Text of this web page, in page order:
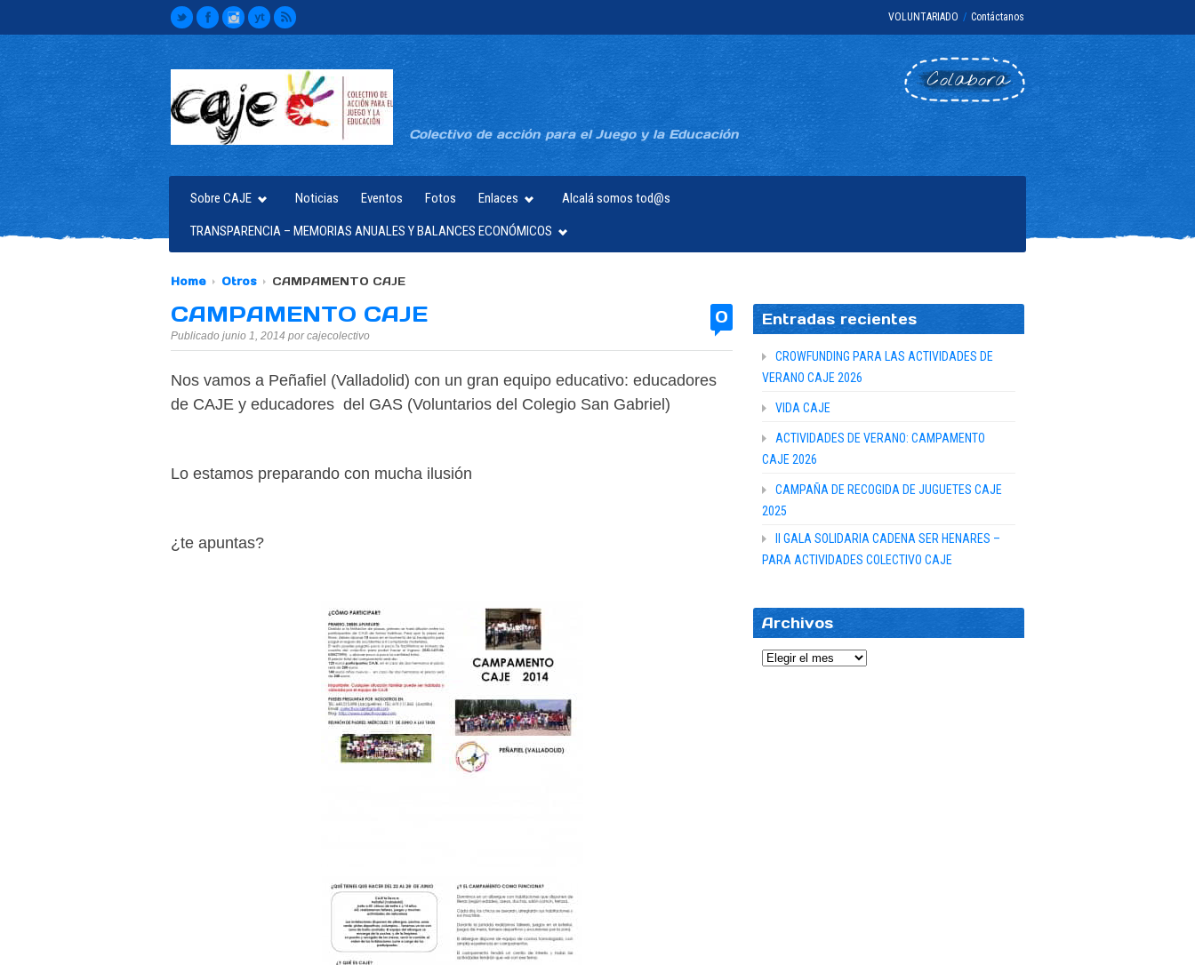
VOLUNTARIADO / Contáctanos
Colectivo de acción para el Juego y la Educación
Colabora
Sobre CAJE Noticias Eventos Fotos Enlaces Alcalá somos tod@s
TRANSPARENCIA – MEMORIAS ANUALES Y BALANCES ECONÓMICOS
Home Otros CAMPAMENTO CAJE
CAMPAMENTO CAJE
Publicado junio 1, 2014 por cajecolectivo
0
Nos vamos a Peñafiel (Valladolid) con un gran equipo educativo: educadores
de CAJE y educadores del GAS (Voluntarios del Colegio San Gabriel)
Lo estamos preparando con mucha ilusión
¿te apuntas?
Entradas recientes
CROWFUNDING PARA LAS ACTIVIDADES DE
VERANO CAJE 2026
VIDA CAJE
ACTIVIDADES DE VERANO: CAMPAMENTO
CAJE 2026
CAMPAÑA DE RECOGIDA DE JUGUETES CAJE
2025
II GALA SOLIDARIA CADENA SER HENARES –
PARA ACTIVIDADES COLECTIVO CAJE
Archivos
Archivos